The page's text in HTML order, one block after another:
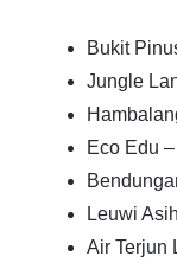
Bukit
Jungle
Eco Edu
Leuwi
Air Terjun